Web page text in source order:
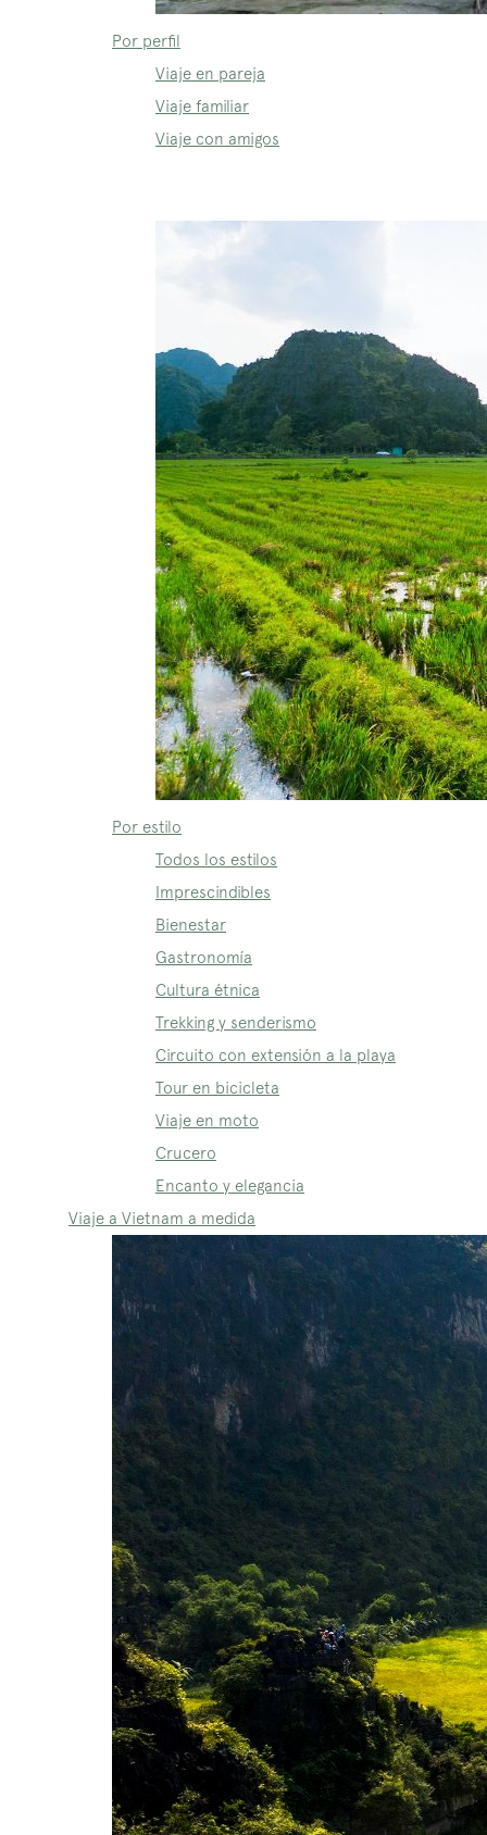
Por perfil
Viaje en pareja
Viaje familiar
Viaje con amigos
Por estilo
Todos los estilos
Imprescindibles
Bienestar
Gastronomía
Cultura étnica
Trekking y senderismo
Circuito con extensión a la playa
Tour en bicicleta
Viaje en moto
Crucero
Encanto y elegancia
Viaje a Vietnam a medida